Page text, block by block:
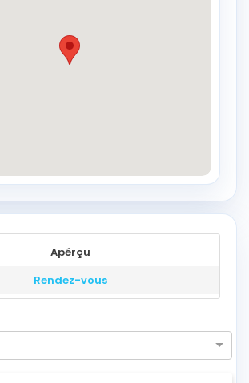
Apérçu
Rendez-vous